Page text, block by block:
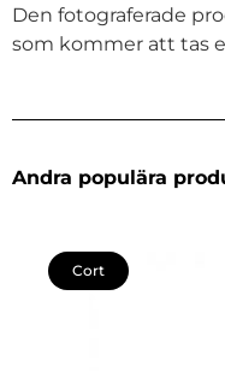
Den fotograferade
som kommer att tas
Andra populära
Cort